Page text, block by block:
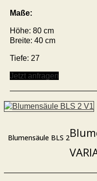
Maße:
Höhe: 80 cm
Breite: 40 cm
Tiefe: 27
Jetzt anfragen
Blumensäule BLS 2